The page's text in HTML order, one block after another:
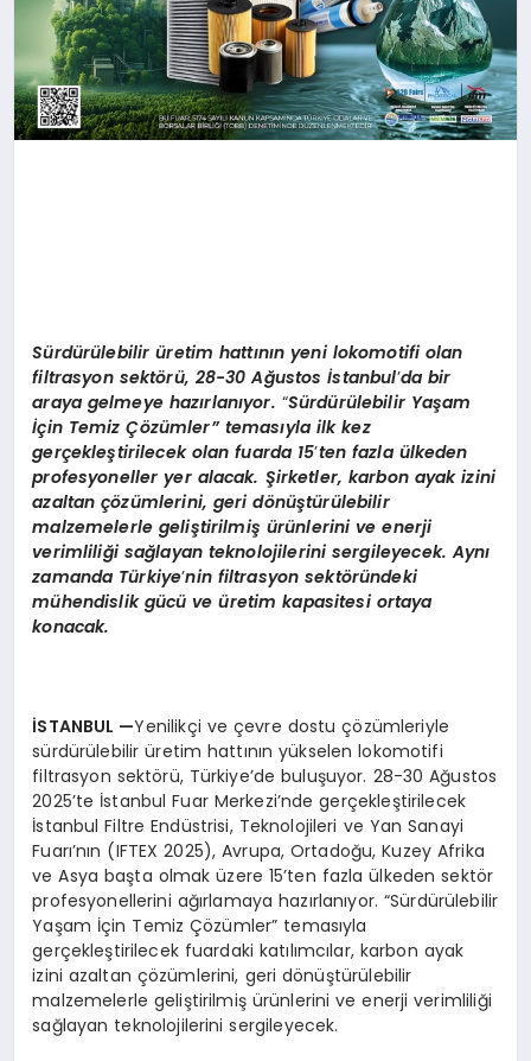
Sürdürülebilir üretim hattının yeni lokomotifi olan
filtrasyon sektörü, 28-30 Ağustos İstanbul’da bir
araya gelmeye hazırlanıyor. “Sürdürülebilir Yaşam
İçin Temiz Çözümler” temasıyla ilk kez
gerçekleştirilecek olan fuarda 15’ten fazla ülkeden
profesyoneller yer alacak. Şirketler, karbon ayak izini
azaltan çözümlerini, geri dönüştürülebilir
malzemelerle geliştirilmiş ürünlerini ve enerji
verimliliği sağlayan teknolojilerini sergileyecek. Aynı
zamanda Türkiye’nin filtrasyon sektöründeki
mühendislik gücüveüretim kapasitesi ortaya
konacak.
İSTANBUL —Yenilikçi ve çevre dostu çözümleriyle
sürdürülebilir üretim hattının yükselen lokomotifi
filtrasyon sektörü, Türkiye’de buluşuyor. 28-30 Ağustos
2025’te İstanbul Fuar Merkezi’nde gerçekleştirilecek
İstanbul Filtre Endüstrisi, Teknolojileri ve Yan Sanayi
Fuarı’nın (IFTEX 2025), Avrupa, Ortadoğu, Kuzey Afrika
ve Asya başta olmak üzere 15’ten fazla ülkeden sektör
profesyonellerini ağırlamaya hazırlanıyor. “Sürdürülebilir
Yaşam İçin Temiz Çözümler” temasıyla
gerçekleştirilecek fuardaki katılımcılar, karbon ayak
izini azaltan çözümlerini, geri dönüştürülebilir
malzemelerle geliştirilmiş ürünlerini ve enerji verimliliği
sağlayan teknolojilerini sergileyecek.